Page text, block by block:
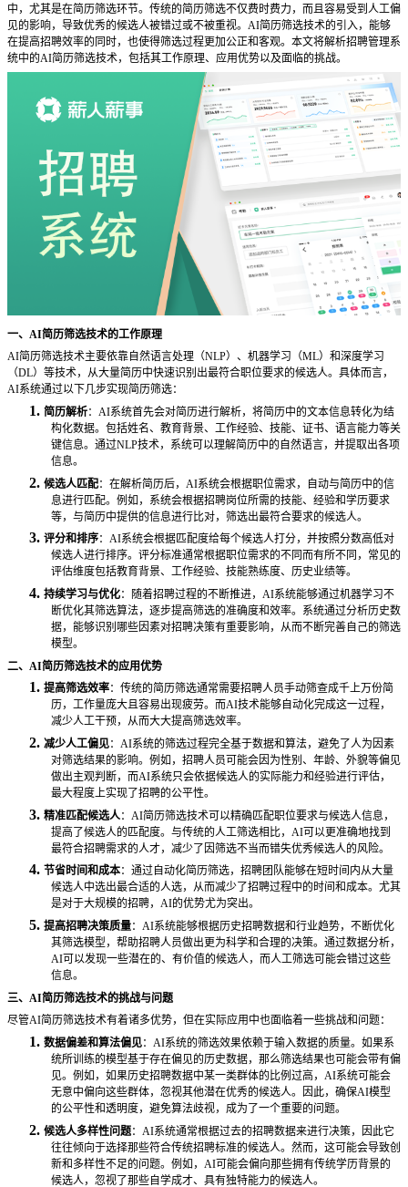
中，尤其是在简历筛选环节。传统的简历筛选不仅费时费力，而且容易受到人工偏
见的影响，导致优秀的候选人被错过或不被重视。AI简历筛选技术的引入，能够
在提高招聘效率的同时，也使得筛选过程更加公正和客观。本文将解析招聘管理系
统中的AI简历筛选技术，包括其工作原理、应用优势以及面临的挑战。
一、 AI简历筛选技术的工作原理
AI简历筛选技术主要依靠自然语言处理（NLP）、机器学习（ML）和深度学习
（DL）等技术，从大量简历中快速识别出最符合职位要求的候选人。具体而言，
AI系统通过以下几步实现简历筛选：
1. 简历解析： AI系统首先会对简历进行解析，将简历中的文本信息转化为结
构化数据。包括姓名、教育背景、工作经验、技能、证书、语言能力等关
键信息。通过NLP技术，系统可以理解简历中的自然语言，并提取出各项
信息。
2. 候选人匹配：在解析简历后， AI系统会根据职位需求，自动与简历中的信
息进行匹配。例如，系统会根据招聘岗位所需的技能、经验和学历要求
等，与简历中提供的信息进行比对，筛选出最符合要求的候选人。
3. 评分和排序： AI系统会根据匹配度给每个候选人打分，并按照分数高低对
候选人进行排序。评分标准通常根据职位需求的不同而有所不同，常见的
评估维度包括教育背景、工作经验、技能熟练度、历史业绩等。
4. 持续学习与优化：随着招聘过程的不断推进， AI系统能够通过机器学习不
断优化其筛选算法，逐步提高筛选的准确度和效率。系统通过分析历史数
据，能够识别哪些因素对招聘决策有重要影响，从而不断完善自己的筛选
模型。
二、 AI简历筛选技术的应用优势
1. 提高筛选效率：传统的简历筛选通常需要招聘人员手动筛查成千上万份简
历，工作量庞大且容易出现疲劳。而AI技术能够自动化完成这一过程，
减少人工干预，从而大大提高筛选效率。
2. 减少人工偏见： AI系统的筛选过程完全基于数据和算法，避免了人为因素
对筛选结果的影响。例如，招聘人员可能会因为性别、年龄、外貌等偏见
做出主观判断，而AI系统只会依据候选人的实际能力和经验进行评估，
最大程度上实现了招聘的公平性。
3. 精准匹配候选人： AI简历筛选技术可以精确匹配职位要求与候选人信息，
提高了候选人的匹配度。与传统的人工筛选相比，AI可以更准确地找到
最符合招聘需求的人才，减少了因筛选不当而错失优秀候选人的风险。
4. 节省时间和成本：通过自动化简历筛选，招聘团队能够在短时间内从大量
候选人中选出最合适的人选，从而减少了招聘过程中的时间和成本。尤其
是对于大规模的招聘， AI的优势尤为突出。
5. 提高招聘决策质量： AI系统能够根据历史招聘数据和行业趋势，不断优化
其筛选模型，帮助招聘人员做出更为科学和合理的决策。通过数据分析，
AI可以发现一些潜在的、有价值的候选人，而人工筛选可能会错过这些
信息。
三、 AI简历筛选技术的挑战与问题
尽管AI简历筛选技术有着诸多优势，但在实际应用中也面临着一些挑战和问题：
1. 数据偏差和算法偏见： AI系统的筛选效果依赖于输入数据的质量。如果系
统所训练的模型基于存在偏见的历史数据，那么筛选结果也可能会带有偏
见。例如，如果历史招聘数据中某一类群体的比例过高，AI系统可能会
无意中偏向这些群体，忽视其他潜在优秀的候选人。因此，确保AI模型
的公平性和透明度，避免算法歧视，成为了一个重要的问题。
2. 候选人多样性问题： AI系统通常根据过去的招聘数据来进行决策，因此它
往往倾向于选择那些符合传统招聘标准的候选人。然而，这可能会导致创
新和多样性不足的问题。例如，AI可能会偏向那些拥有传统学历背景的
候选人，忽视了那些自学成才、具有独特能力的候选人。